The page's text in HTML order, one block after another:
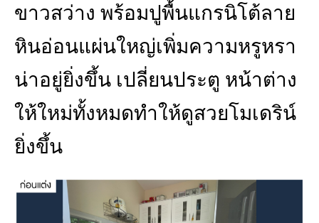
ขาวสว่าง พร้อมปูพื้นแกรนิโต้ลาย
หินอ่อนแผ่นใหญ่เพิ่มความหรูหรา
น่าอยู่ยิ่งขึ้น เปลี่ยนประตู หน้าต่าง
ให้ใหม่ทั้งหมดทำให้ดูสวยโมเดริน์
ยิ่งขึ้น